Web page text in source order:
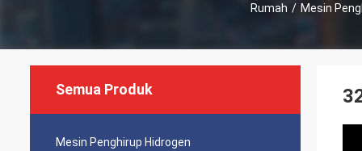
Rumah / Mesin
Semua Produk
Mesin Penghirup Hidrogen